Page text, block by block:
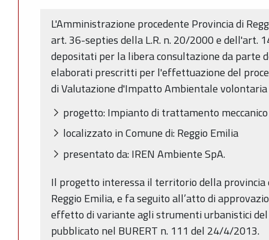
L'Amministrazione procedente Provincia di
art. 36-septies della L.R. n. 20/2000 e dell'art.
depositati per la libera consultazione da parte
elaborati prescritti per l'effettuazione del
di Valutazione d'Impatto Ambientale
progetto: Impianto di trattamento
localizzato in Comune di: Reggio Emilia
presentato da: IREN Ambiente SpA.
Il progetto interessa il territorio della provincia
Reggio Emilia, e fa seguito all’atto di
effetto di variante agli strumenti urbanistici del
pubblicato nel BURERT n. 111 del 24/4/2013.